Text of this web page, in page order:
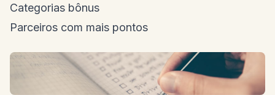
Categorias bônus
Parceiros com mais pontos